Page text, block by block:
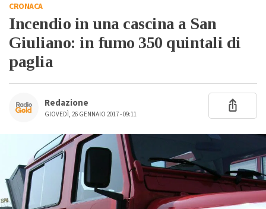
CRONACA
Incendio in una cascina a San
Giuliano: in fumo 350 quintali di
paglia
Redazione
GIOVEDÌ, 26 GENNAIO 2017 - 09:11